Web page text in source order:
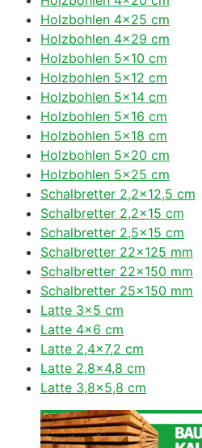
Holzbohlen 4×25 cm
Holzbohlen 4×29 cm
Holzbohlen 5×10 cm
Holzbohlen 5×12 cm
Holzbohlen 5×14 cm
Holzbohlen 5×16 cm
Holzbohlen 5×18 cm
Holzbohlen 5×20 cm
Holzbohlen 5×25 cm
Schalbretter 2,2×12,5 cm
Schalbretter 2,2×15 cm
Schalbretter 2,5×15 cm
Schalbretter 22×125 mm
Schalbretter 22×150 mm
Schalbretter 25×150 mm
Latte 3×5 cm
Latte 4×6 cm
Latte 2,4×7,2 cm
Latte 2,8×4,8 cm
Latte 3,8×5,8 cm